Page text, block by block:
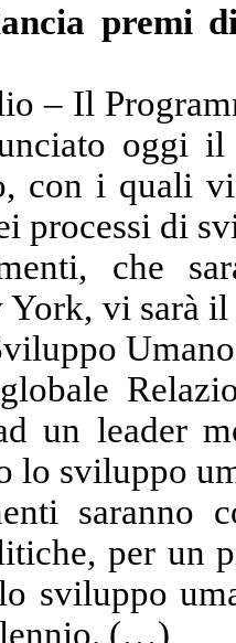
premi
– Il
oggi
con i quali
processi di
che
York, vi sarà
un leader
lo sviluppo
saranno
per un
sviluppo
(…)